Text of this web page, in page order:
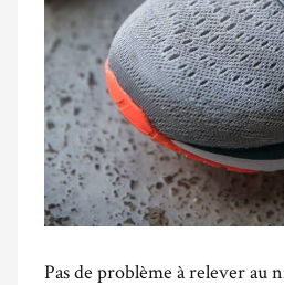
Pas de problème à relever au